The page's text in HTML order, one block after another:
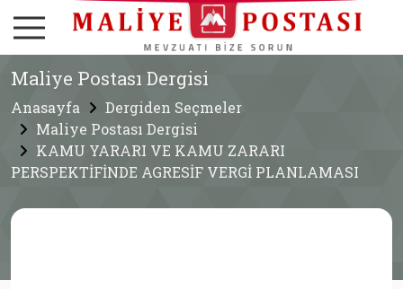
Maliye Postası Dergisi
Anasayfa
Dergiden Seçmeler
Maliye Postası Dergisi
KAMU YARARI VE KAMU ZARARI
PERSPEKTİFİNDE AGRESİF VERGİ PLANLAMASI